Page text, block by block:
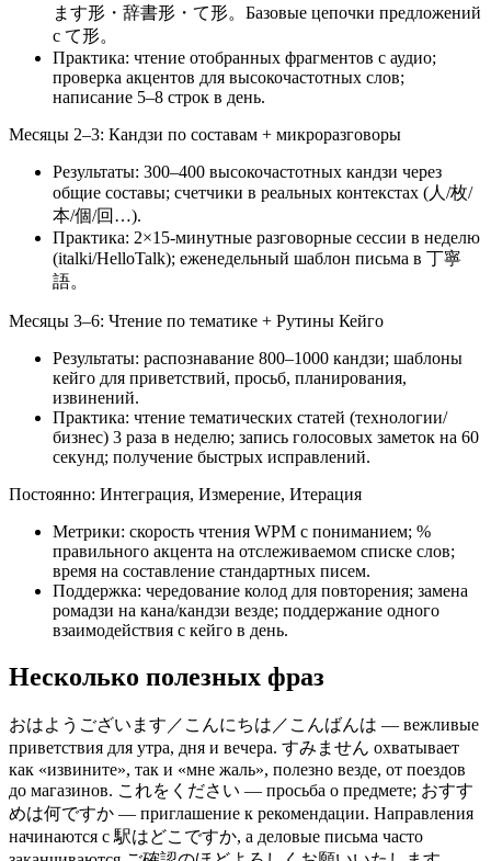
ます形・辞書形・て形。Базовые цепочки предложений
с て形。
Практика: чтение отобранных фрагментов с аудио;
проверка акцентов для высокочастотных слов;
написание 5–8 строк в день.
Месяцы 2–3: Кандзи по составам + микроразговоры
Результаты: 300–400 высокочастотных кандзи через
общие составы; счетчики в реальных контекстах (人/枚/
本/個/回…).
Практика: 2×15-минутные разговорные сессии в неделю
(italki/HelloTalk); еженедельный шаблон письма в 丁寧
語。
Месяцы 3–6: Чтение по тематике + Рутины Кейго
Результаты: распознавание 800–1000 кандзи; шаблоны
кейго для приветствий, просьб, планирования,
извинений.
Практика: чтение тематических статей (технологии/
бизнес) 3 раза в неделю; запись голосовых заметок на 60
секунд; получение быстрых исправлений.
Постоянно: Интеграция, Измерение, Итерация
Метрики: скорость чтения WPM с пониманием; %
правильного акцента на отслеживаемом списке слов;
время на составление стандартных писем.
Поддержка: чередование колод для повторения; замена
ромадзи на кана/кандзи везде; поддержание одного
взаимодействия с кейго в день.
Несколько полезных фраз
おはようございます／こんにちは／こんばんは — вежливые
приветствия для утра, дня и вечера. すみません охватывает
как «извините», так и «мне жаль», полезно везде, от поездов
до магазинов. これをください — просьба о предмете; おすす
めは何ですか — приглашение к рекомендации. Направления
начинаются с 駅はどこですか, а деловые письма часто